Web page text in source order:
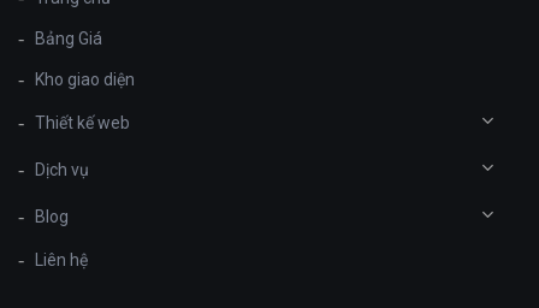
Bảng Giá
Kho giao diện
Thiết kế web
Dịch vụ
Blog
Liên hệ